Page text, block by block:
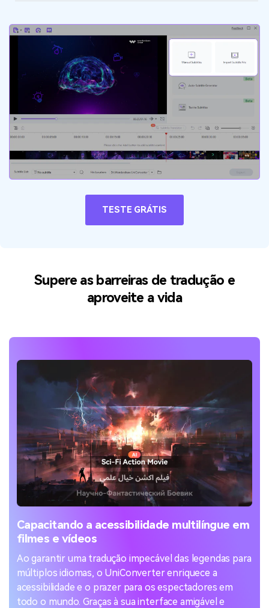
TESTE GRÁTIS
Supere as barreiras de tradução e
aproveite a vida
Capacitando a acessibilidade multilíngue em
filmes e vídeos
Ao garantir uma tradução impecável das legendas para
múltiplos idiomas, o UniConverter enriquece a
acessibilidade e o prazer para os espectadores em
todo o mundo. Graças à sua interface amigável e